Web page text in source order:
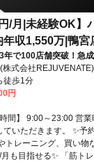
/月|未経験OK】
収1,550万|鴨宮
年で100店舗突破！急
式会社REJUVENATE)
ら徒歩1分
円
間】 9:00～23:00 営
いただきます。 ✨予
トレーニング、買い物
も目指せる✨ 「筋ト